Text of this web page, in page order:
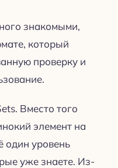
знакомыми,
который
проверку и
Вместо того
элемент на
один уровень
уже знаете. Из-